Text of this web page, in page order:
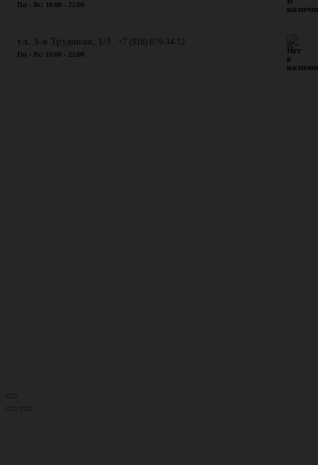
Пн - Вс: 10:00 - 22:00
+7 (918) 679-34-12
Пн - Вс: 10:00 - 22:00